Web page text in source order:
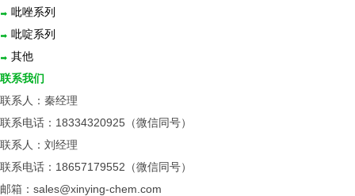
吡唑系列
吡啶系列
其他
联系我们
联系人：秦经理
联系电话：18334320925（微信同号）
联系人：刘经理
联系电话：18657179552（微信同号）
邮箱：sales@xinying-chem.com